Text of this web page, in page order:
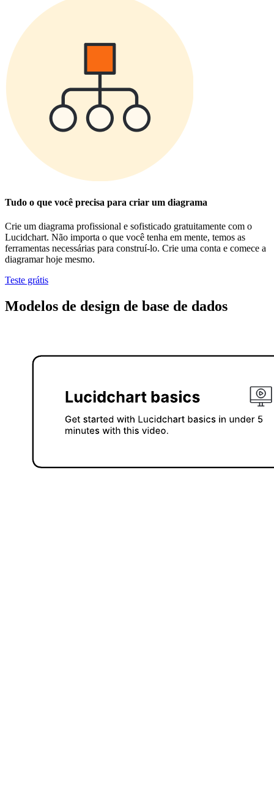
Tudo o que você precisa para criar um diagrama
Crie um diagrama profissional e sofisticado gratuitamente com o
Lucidchart. Não importa o que você tenha em mente, temos as
ferramentas necessárias para construí-lo. Crie uma conta e comece a
diagramar hoje mesmo.
Teste grátis
Modelos de design de base de dados